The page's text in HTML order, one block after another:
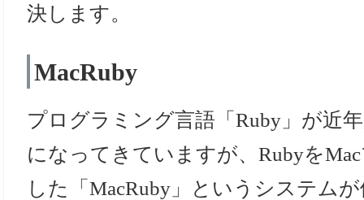
決します。
MacRuby
プログラミング言語「Ruby」が近
になってきていますが、Rubyを
した「MacRuby」というシステム